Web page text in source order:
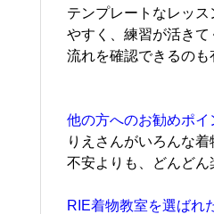
テンプレートなレッ
やすく、練習が活き
流れを確認できるのも
他の方へのお勧めポイ
りえさんがいろんな
不安よりも、どんどん
RIE着物教室を選ばれ